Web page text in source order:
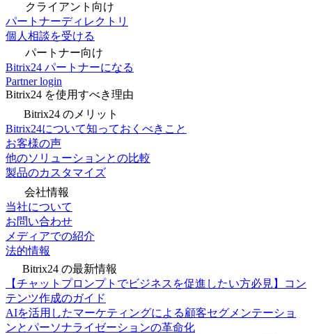
クライアント向け
パートナーディレクトリ
個人相談を受ける
パートナー向け
Bitrix24 パートナーになる
Partner login
Bitrix24 を使用すべき理由
Bitrix24 のメリット
Bitrix24について知っておくべきこと
お客様の声
他のソリューションとの比較
製品のカスタマイズ
会社情報
当社について
お問い合わせ
メディアでの紹介
法的情報
Bitrix24 の最新情報
【チャットプロンプトでビジネスを促進したい方必見】コン
テンツ作成のガイド
AIを活用したマーケティングによる顧客セグメンテーショ
ンとパーソナライゼーションの革命化